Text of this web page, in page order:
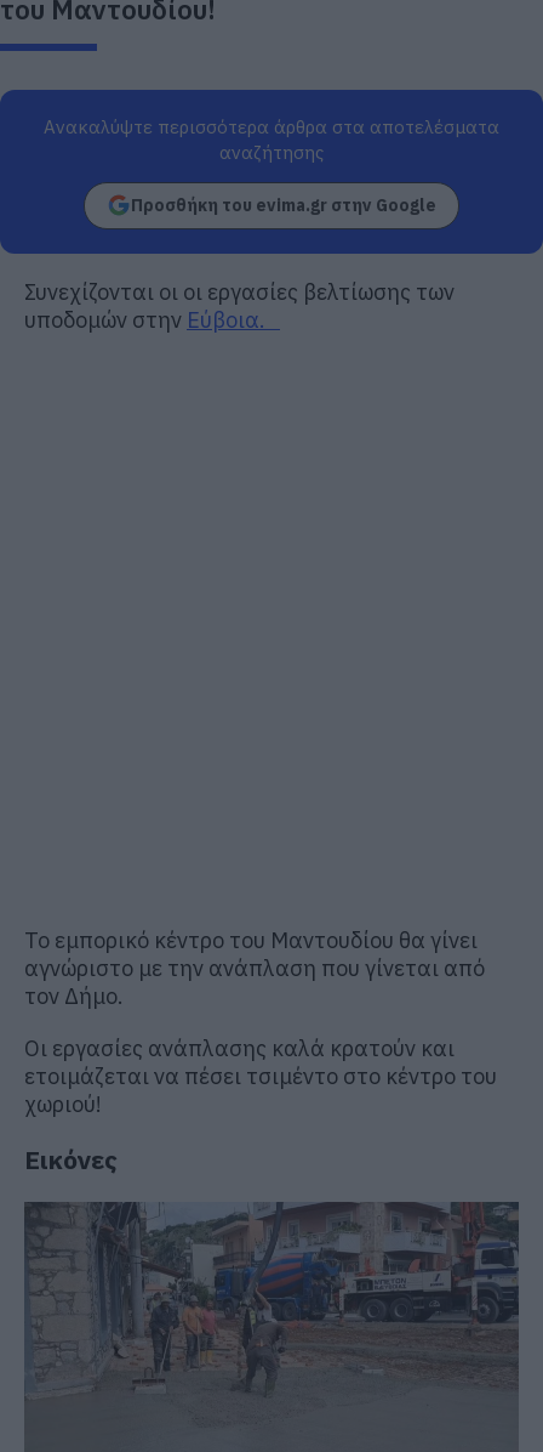
του Μαντουδίου!
Ανακαλύψτε περισσότερα άρθρα στα αποτελέσματα
αναζήτησης
Προσθήκη του evima.gr στην Google
Συνεχίζονται οι οι εργασίες βελτίωσης των
υποδομών στην Εύβοια.
Το εμπορικό κέντρο του Μαντουδίου θα γίνει
αγνώριστο με την ανάπλαση που γίνεται από
τον Δήμο.
Οι εργασίες ανάπλασης καλά κρατούν και
ετοιμάζεται να πέσει τσιμέντο στο κέντρο του
χωριού!
Εικόνες